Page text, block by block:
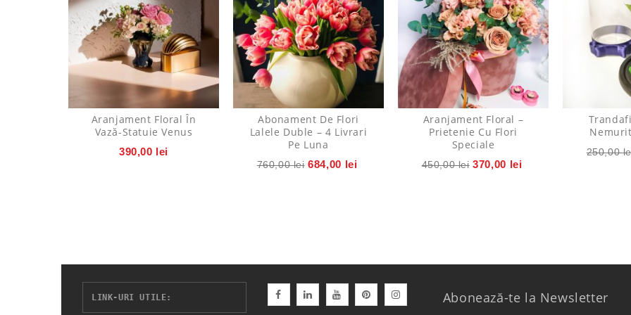
Aranjament Floral În
Vază-Statuie Venus
390,00 lei
Abonament De Flori
Lalele Duble – 4 Livrari
Pe Luna
760,00lei 684,00 lei
Aranjament Floral –
Prietenie Cu Flori
Speciale
450,00lei 370,00 lei
250,00
LINK-URI UTILE: Abonează-te la Newsletter